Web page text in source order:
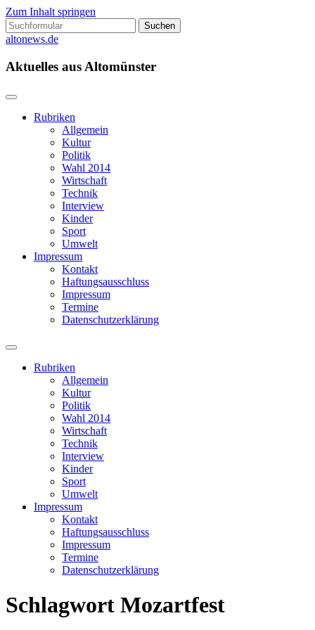
Zum Inhalt springen
Suchen
nach:
altonews.de
Aktuelles aus Altomünster
Rubriken
Allgemein
Kultur
Politik
Wahl 2014
Wirtschaft
Technik
Interview
Kinder
Sport
Umwelt
Impressum
Kontakt
Haftungsausschluss
Impressum
Termine
Datenschutzerklärung
Suchfeld
ein-/ausblenden
Rubriken
Allgemein
Kultur
Politik
Wahl 2014
Wirtschaft
Technik
Interview
Kinder
Sport
Umwelt
Impressum
Kontakt
Haftungsausschluss
Impressum
Termine
Datenschutzerklärung
Schlagwort Mozartfest